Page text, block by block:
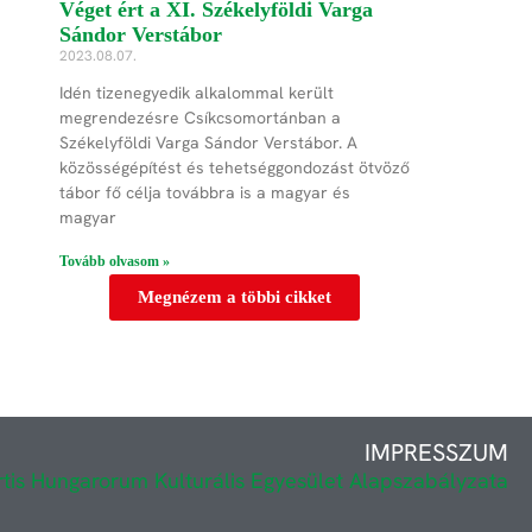
Véget ért a XI. Székelyföldi Varga
Sándor Verstábor
2023.08.07.
Idén tizenegyedik alkalommal került
megrendezésre Csíkcsomortánban a
Székelyföldi Varga Sándor Verstábor. A
közösségépítést és tehetséggondozást ötvöző
tábor fő célja továbbra is a magyar és
magyar
Tovább olvasom »
Megnézem a többi cikket
IMPRESSZUM
Hungarorum Kulturális Egyesület Alapszabályzata